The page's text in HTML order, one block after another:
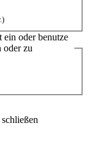
oder benutze
oder zu